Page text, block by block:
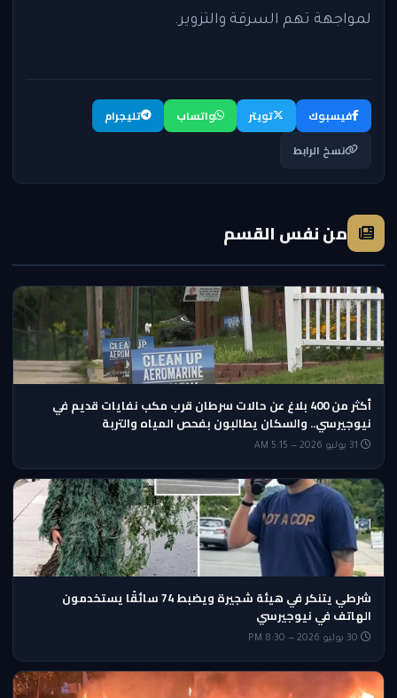
لمواجهة تهم السرقة والتزوير.
فيسبوك تويتر واتساب
تليجرام
نسخ الرابط
من نفس القسم
أكثر من 400 بلاغ عن حالات سرطان قرب مكب نفايات قديم في
نيوجيرسي.. والسكان يطالبون بفحص المياه والتربة
شرطي يتنكر في هيئة شجيرة ويضبط 74 سائقًا يستخدمون
الهاتف في نيوجيرسي